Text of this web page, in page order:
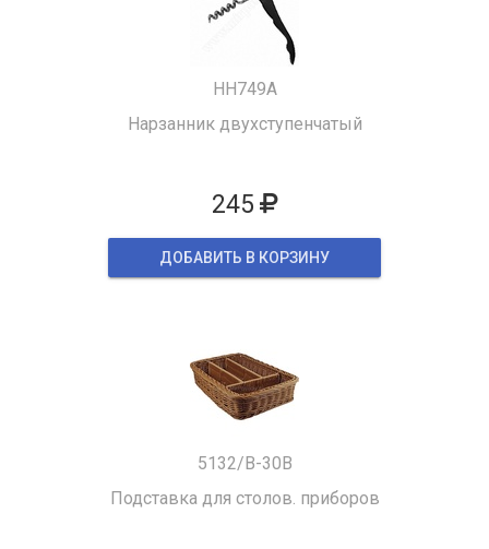
HH749A
Нарзанник двухступенчатый
245
ДОБАВИТЬ В КОРЗИНУ
5132/B-30B
Подставка для столов. приборов